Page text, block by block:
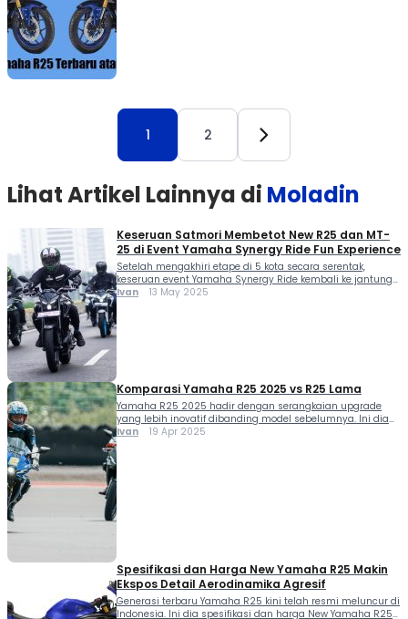
1 2
Lihat Artikel Lainnya di Moladin
Keseruan Satmori Membetot New R25 dan MT-
25 di Event Yamaha Synergy Ride Fun Experience
Setelah mengakhiri etape di 5 kota secara serentak,
keseruan event Yamaha Synergy Ride kembali ke jantung
ibukota Jakarta (10/5). Ini dia keseruan satmori membetot
Ivan 13 May 2025
Komparasi Yamaha R25 2025 vs R25 Lama
Yamaha R25 2025 hadir dengan serangkaian upgrade
yang lebih inovatif dibanding model sebelumnya. Ini dia
komparasi Yamaha R25 2025 vs R25 lama. Mengusung
Ivan 19 Apr 2025
Spesifikasi dan Harga New Yamaha R25 Makin
Ekspos Detail Aerodinamika Agresif
Generasi terbaru Yamaha R25 kini telah resmi meluncur di
Indonesia. Ini dia spesifikasi dan harga New Yamaha R25